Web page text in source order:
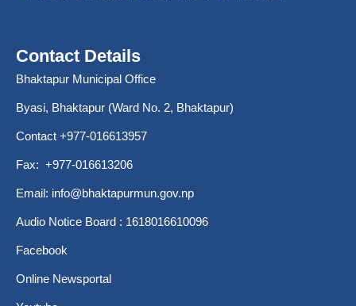
Contact Details
Bhaktapur Municipal Office
Byasi, Bhaktapur (Ward No. 2, Bhaktapur)
Contact +977-016613957
Fax: +977-016613206
Email: info@bhaktapurmun.gov.np
Audio Notice Board : 1618016610096
Facebook
Online Newsportal